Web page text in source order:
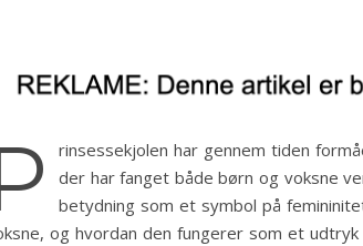
rinsessekjolen har gennem tiden
der har fanget både børn og voksne
betydning som et symbol på
og hvordan den fungerer som et